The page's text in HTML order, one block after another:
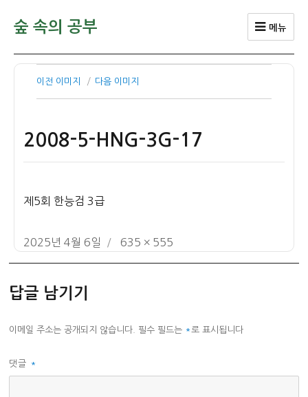
숲 속의 공부 메뉴
이전 이미지 다음 이미지
2008-5-HNG-3G-17
제5회 한능검 3급
작
자
2025년 4월 6일
전
635 × 555
답글 남기기
이메일 주소는 공개되지 않습니다. 필수 필드는 *로 표시됩니다
댓글 *